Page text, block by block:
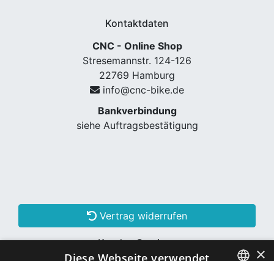
Kontaktdaten
CNC - Online Shop
Stresemannstr. 124-126
22769 Hamburg
info@cnc-bike.de
Bankverbindung
siehe Auftragsbestätigung
Vertrag widerrufen
Kunden Services
×
Diese Webseite verwendet